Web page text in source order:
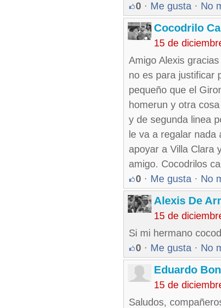
0 · Me gusta · No
Cocodrilo
15 de
Amigo Alexis
no es para justificar
pequeño que el
homerun y otra
y de segunda linea
le va a regalar
apoyar a Villa Clara
amigo. Cocodrilos
0 · Me gusta · No
Alexis De
15 de
Si mi hermano
0 · Me gusta · No
Eduardo
15 de
Saludos,